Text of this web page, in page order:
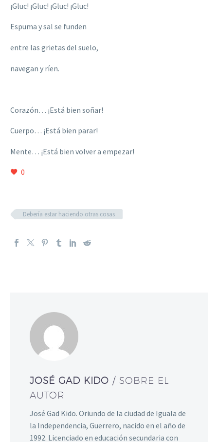
¡Gluc! ¡Gluc! ¡Gluc! ¡Gluc!
Espuma y sal se funden
entre las grietas del suelo,
navegan y ríen.
Corazón… ¡Está bien soñar!
Cuerpo… ¡Está bien parar!
Mente… ¡Está bien volver a empezar!
0
Debería estar haciendo otras cosas
JOSÉ GAD KIDO/ SOBRE EL
AUTOR
José Gad Kido. Oriundo de la ciudad de Iguala de
la Independencia, Guerrero, nacido en el año de
1992. Licenciado en educación secundaria con